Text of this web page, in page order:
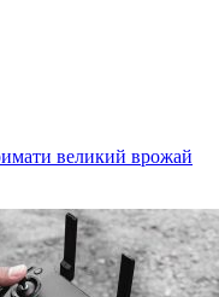
великий врожай